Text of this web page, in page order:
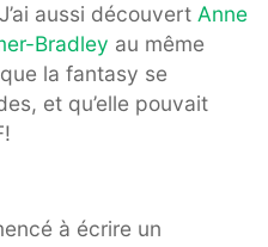
aussi découvert Anne
Bradley au même
la fantasy se
et qu’elle pouvait
à écrire un